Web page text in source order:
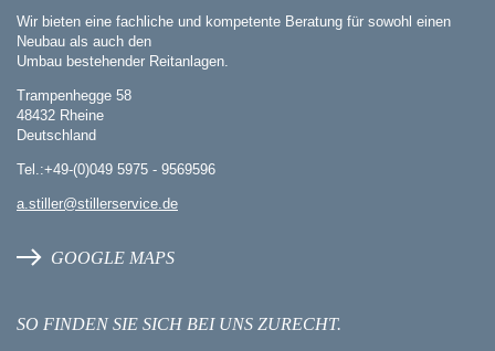
Wir bieten eine fachliche und kompetente Beratung für sowohl einen
Neubau als auch den
Umbau bestehender Reitanlagen.
Trampenhegge 58
48432 Rheine
Deutschland
Tel.:+49-(0)049 5975 - 9569596
a.stiller@stillerservice.de
GOOGLE MAPS
SO FINDEN SIE SICH BEI UNS ZURECHT.